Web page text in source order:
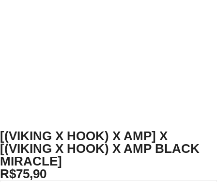
[(VIKING X HOOK) X AMP] X
[(VIKING X HOOK) X AMP BLACK
MIRACLE]
R$75,90